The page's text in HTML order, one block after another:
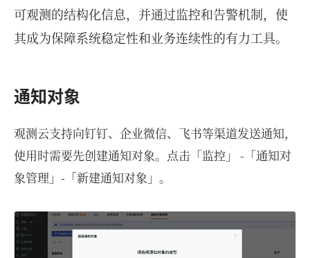
可观测的结构化信息，并通过监控和告警机制，使
其成为保障系统稳定性和业务连续性的有力工具。
通知对象
观测云支持向钉钉、企业微信、飞书等渠道发送通知，
使用时需要先创建通知对象。点击「监控」 -「通知对
象管理」-「新建通知对象」。